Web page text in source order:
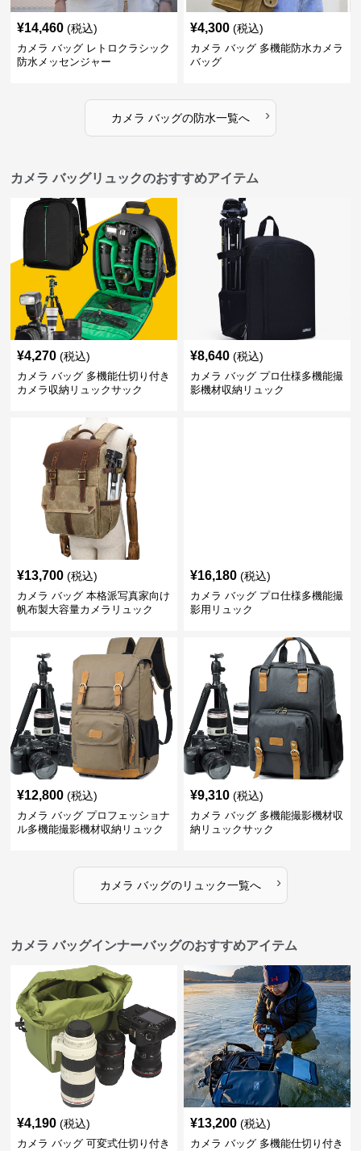
¥14,460 (税込)
カメラ バッグ レトロクラシック
防水メッセンジャー
¥4,300 (税込)
カメラ バッグ 多機能防水カメラ
バッグ
カメラ バッグの防水一覧へ ›
カメラ バッグリュックのおすすめアイテム
¥4,270 (税込)
カメラ バッグ 多機能仕切り付き
カメラ収納リュックサック
¥8,640 (税込)
カメラ バッグ プロ仕様多機能撮
影機材収納リュック
¥13,700 (税込)
カメラ バッグ 本格派写真家向け
帆布製大容量カメラリュック
¥16,180 (税込)
カメラ バッグ プロ仕様多機能撮
影用リュック
¥12,800 (税込)
カメラ バッグ プロフェッショナ
ル多機能撮影機材収納リュック
¥9,310 (税込)
カメラ バッグ 多機能撮影機材収
納リュックサック
カメラ バッグのリュック一覧へ ›
カメラ バッグインナーバッグのおすすめアイテム
¥4,190 (税込)
カメラ バッグ 可変式仕切り付き
¥13,200 (税込)
カメラ バッグ 多機能仕切り付き